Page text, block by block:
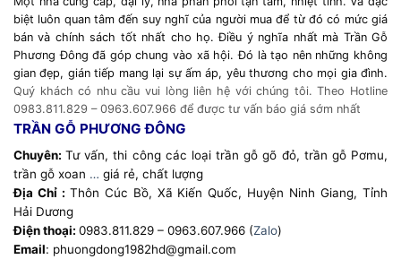
biệt luôn quan tâm đến suy nghĩ của người mua để từ đó có mức giá
bán và chính sách tốt nhất cho họ. Điều ý nghĩa nhất mà Trần Gỗ
Phương Đông đã góp chung vào xã hội. Đó là tạo nên những không
gian đẹp, gián tiếp mang lại sự ấm áp, yêu thương cho mọi gia đình.
Quý khách có nhu cầu vui lòng liên hệ với chúng tôi. Theo Hotline
0983.811.829 – 0963.607.966 để được tư vấn báo giá sớm nhất
TRẦN GỖ PHƯƠNG ĐÔNG
Chuyên:Tư vấn, thi công các loại trần gỗ gõ đỏ, trần gỗ Pơmu,
trần gỗ xoan … giá rẻ, chất lượng
Địa Chỉ : Thôn Cúc Bồ, Xã Kiến Quốc, Huyện Ninh Giang, Tỉnh
Hải Dương
Điện thoại: 0983.811.829 – 0963.607.966 (Zalo)
Email: phuongdong1982hd@gmail.com